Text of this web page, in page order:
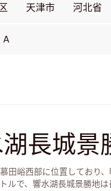
天津市 河北省
A
長城景
田峪西部に位置しており
ルで、響水湖長城景勝地